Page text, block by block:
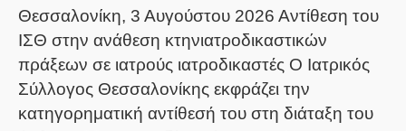
Θεσσαλονίκη, 3 Αυγούστου 2026 Αντίθεση του
ΙΣΘ στην ανάθεση κτηνιατροδικαστικών
πράξεων σε ιατρούς ιατροδικαστές Ο Ιατρικός
Σύλλογος Θεσσαλονίκης εκφράζει την
κατηγορηματική αντίθεσή του στη διάταξη του